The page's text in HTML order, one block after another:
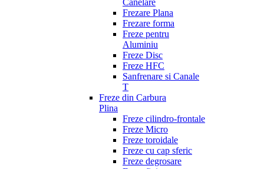
Canelare
Frezare Plana
Frezare forma
Freze pentru
Aluminiu
Freze Disc
Freze HFC
Sanfrenare si Canale
T
Freze din Carbura
Plina
Freze cilindro-frontale
Freze Micro
Freze toroidale
Freze cu cap sferic
Freze degrosare